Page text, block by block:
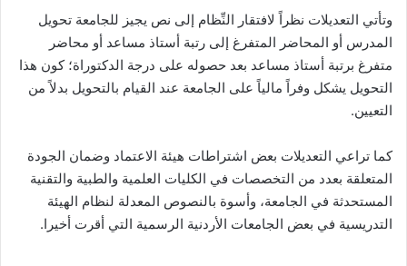
وتأتي التعديلات نظراً لافتقار النِّظام إلى نص يجيز للجامعة تحويل
المدرس أو المحاضر المتفرغ إلى رتبة أستاذ مساعد أو محاضر
متفرغ برتبة أستاذ مساعد بعد حصوله على درجة الدكتوراة؛ كون هذا
التحويل يشكل وفراً مالياً على الجامعة عند القيام بالتحويل بدلاً من
التعيين.
كما تراعي التعديلات بعض اشتراطات هيئة الاعتماد وضمان الجودة
المتعلقة بعدد من التخصصات في الكليات العلمية والطبية والتقنية
المستحدثة في الجامعة، وأسوة بالنصوص المعدلة لنظام الهيئة
التدريسية في بعض الجامعات الأردنية الرسمية التي أقرت أخيرا.